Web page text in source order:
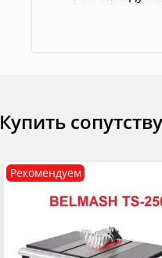
Купить
Рекомендуем